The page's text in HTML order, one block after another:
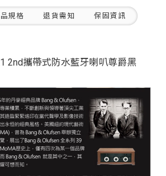
規格 退貨需知 保固資訊
2nd攜帶式防水藍牙喇叭尊爵黑